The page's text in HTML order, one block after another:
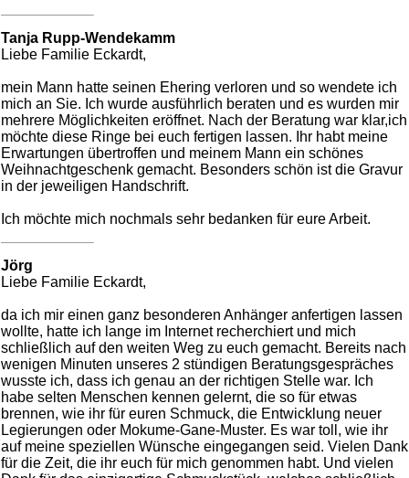
Tanja Rupp-Wendekamm
Liebe Familie Eckardt,
mein Mann hatte seinen Ehering verloren und so wendete ich
mich an Sie. Ich wurde ausführlich beraten und es wurden mir
mehrere Möglichkeiten eröffnet. Nach der Beratung war klar,ich
möchte diese Ringe bei euch fertigen lassen. Ihr habt meine
Erwartungen übertroffen und meinem Mann ein schönes
Weihnachtgeschenk gemacht. Besonders schön ist die Gravur
in der jeweiligen Handschrift.
Ich möchte mich nochmals sehr bedanken für eure Arbeit.
Jörg
Liebe Familie Eckardt,
da ich mir einen ganz besonderen Anhänger anfertigen lassen
wollte, hatte ich lange im Internet recherchiert und mich
schließlich auf den weiten Weg zu euch gemacht. Bereits nach
wenigen Minuten unseres 2 stündigen Beratungsgespräches
wusste ich, dass ich genau an der richtigen Stelle war. Ich
habe selten Menschen kennen gelernt, die so für etwas
brennen, wie ihr für euren Schmuck, die Entwicklung neuer
Legierungen oder Mokume-Gane-Muster. Es war toll, wie ihr
auf meine speziellen Wünsche eingegangen seid. Vielen Dank
für die Zeit, die ihr euch für mich genommen habt. Und vielen